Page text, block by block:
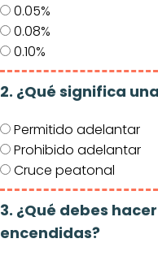
0.05%
0.08%
0.10%
2. ¿Qué significa
Permitido adelantar
Prohibido adelantar
Cruce peatonal
3. ¿Qué debes
encendidas?